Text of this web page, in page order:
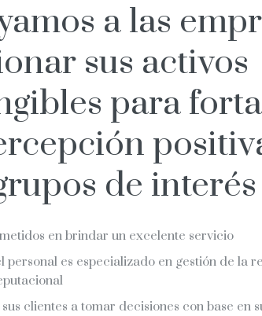
a las
sus activos
para
de interés
en brindar un excelente servicio
personal es especializado en gestión de la
clientes a tomar decisiones con base en